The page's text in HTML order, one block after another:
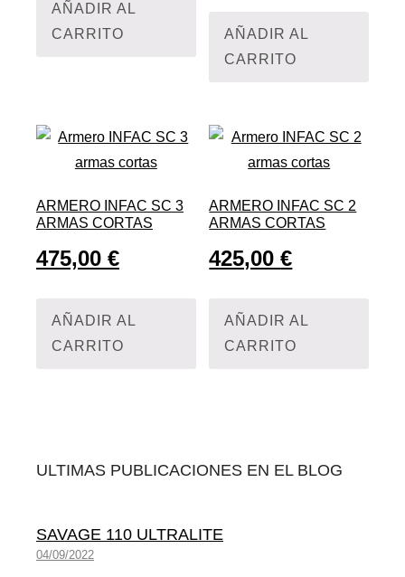
AÑADIR AL
CARRITO
AÑADIR AL
CARRITO
ARMERO INFAC SC 3
ARMAS CORTAS
475,00 €
AÑADIR AL
CARRITO
ARMERO INFAC SC 2
ARMAS CORTAS
425,00€
AÑADIR AL
CARRITO
ULTIMAS PUBLICACIONES EN EL BLOG
SAVAGE 110 ULTRALITE
04/09/2022